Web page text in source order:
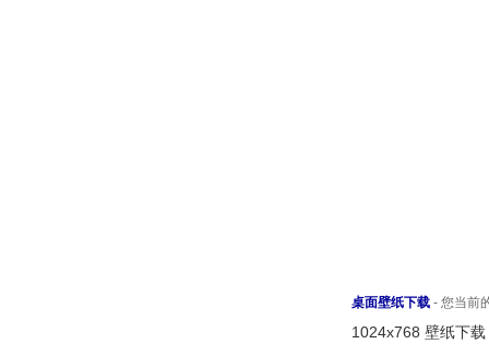
桌面壁纸下载 - 您当前
1024x768 壁纸下载